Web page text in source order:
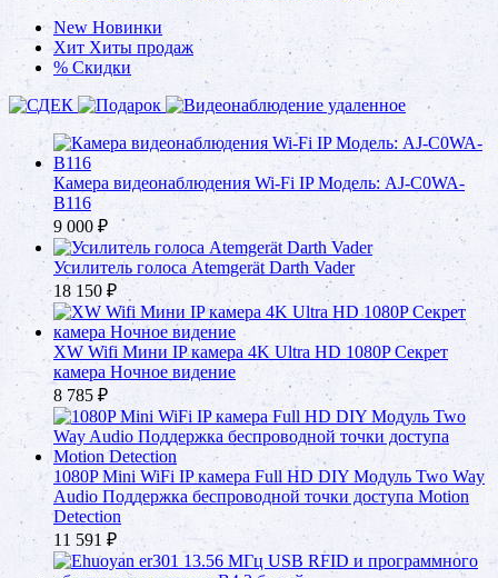
New Новинки
Хит Хиты продаж
% Скидки
Камера видеонаблюдения Wi-Fi IP Модель: AJ-C0WA-
B116
9 000 ₽
Усилитель голоса Atemgerät Darth Vader
18 150 ₽
XW Wifi Мини IP камера 4K Ultra HD 1080P Секрет
камера Ночное видение
8 785 ₽
1080P Mini WiFi IP камера Full HD DIY Модуль Two Way
Audio Поддержка беспроводной точки доступа Motion
Detection
11 591 ₽